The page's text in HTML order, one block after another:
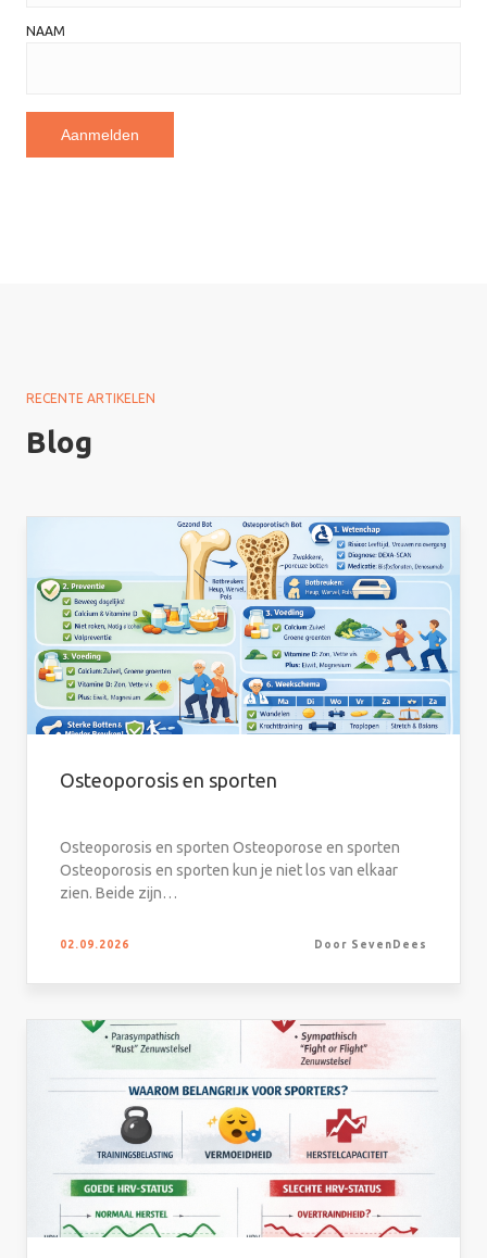
NAAM
RECENTE ARTIKELEN
Blog
Osteoporosis en sporten
Osteoporosis en sporten Osteoporose en sporten
Osteoporosis en sporten kun je niet los van elkaar
zien. Beide zijn…
02.09.2026 Door SevenDees